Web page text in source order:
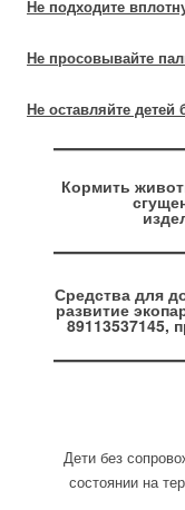
Не подходите
Не просовывайте
Не оставляйте детей
Кормить
Средства для
развитие
89113537145,
Дети без
состоянии на